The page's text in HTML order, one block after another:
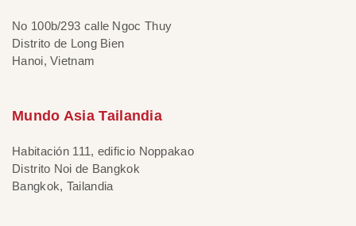
No 100b/293 calle Ngoc Thuy
Distrito de Long Bien
Hanoi, Vietnam
Mundo Asia Tailandia
Habitación 111, edificio Noppakao
Distrito Noi de Bangkok
Bangkok, Tailandia